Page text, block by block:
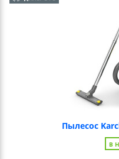
Пылесос
В